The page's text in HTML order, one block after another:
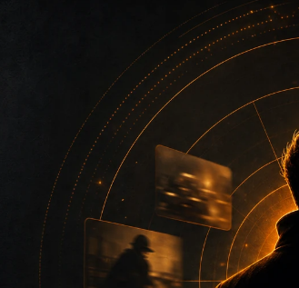
烊手机版入口与今日黑料展开，页面按照
栏目入口查看同类内容，最后通过上一篇
步发布完全相同的标题。图片说明、文件名
执行远程图片本地化、坏图默认图兜底、标